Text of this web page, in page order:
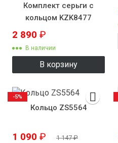
Комплект серьги с
кольцом KZK8477
2 890 ₽
В наличии
В корзину
Кольцо ZS5564
1 090 ₽ 1 147₽
-5%